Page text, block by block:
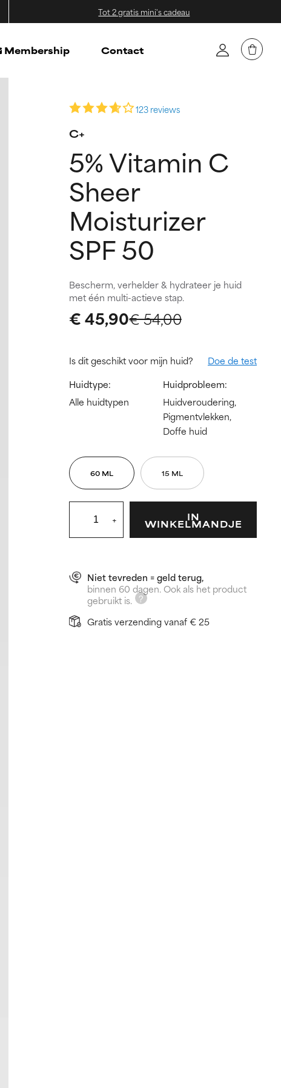
Tot 2 gratis mini's cadeau
Membership Contact
123 reviews
C+
5% Vitamin C
Sheer
Moisturizer
SPF 50
Bescherm, verhelder & hydrateer je huid
met één multi-actieve stap.
€ 54,00
€ 45,90
Is dit geschikt voor mijn huid?
Doe de test
Huidtype:
Alle huidtypen
Huidprobleem:
Huidveroudering,
Pigmentvlekken,
Doffe huid
60 ML 15 ML
+ IN
WINKELMANDJE
Niet tevreden = geld terug,
binnen 60 dagen. Ook als het product
gebruikt is.
Gratis verzending vanaf € 25